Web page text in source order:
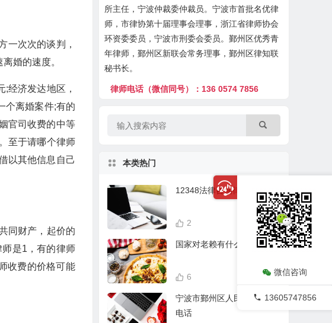
一次次的谈判，
婚的速度。
经济发达地区，
个离婚案件;有的
官司收费的中等
至于请哪个律师
以其他信息自己
同财产，起价的
是1，有的律师
收费的价格可能
所主任，宁波仲裁委仲裁员。宁波市首批名优律
师，市律协第十届理事会理事，浙江省律师协会
环资委委员，宁波市刑委会委员。鄞州区优秀青
年律师，鄞州区新联会常务理事，鄞州区律知联
秘书长。
律师电话（微信同号）：136 0574 7856
本类热门
12348法律咨询律师在线
21,628
2
国家对老赖有什么处理？
18,398
6
宁波市鄞州区人民法院常用
电话
微信咨询
13605747856